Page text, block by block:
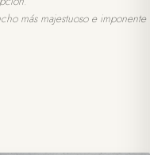
más majestuoso e imponente